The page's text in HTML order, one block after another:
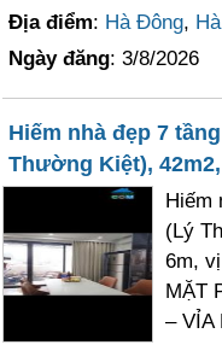
Địa điểm: Hà Đông,
Ngày đăng: 3/8/2026
Hiếm nhà đẹp 7
Thường Kiệt),
Hiếm
(Lý
6m,
MẶT
– VỈA